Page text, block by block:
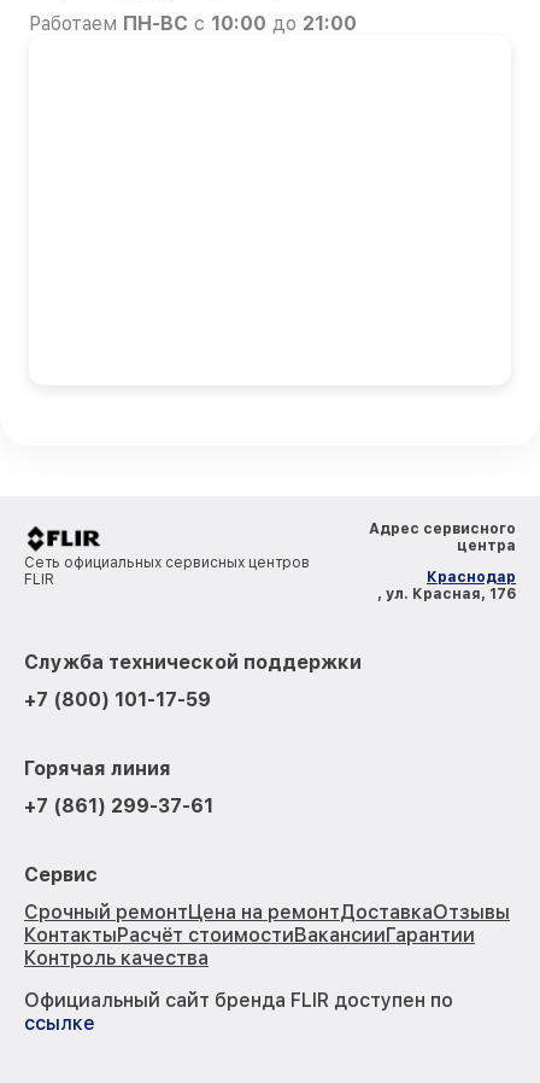
Работаем ПН-ВС с 10:00 до 21:00
Сеть официальных сервисных центров
FLIR
Адрес сервисного
центра
Краснодар
, ул. Красная, 176
Служба технической поддержки
+7 (800) 101-17-59
Горячая линия
+7 (861) 299-37-61
Сервис
Срочный ремонтЦена на ремонтДоставкаОтзывы
КонтактыРасчёт стоимостиВакансииГарантии
Контроль качества
Официальный сайт бренда FLIR доступен по
ссылке